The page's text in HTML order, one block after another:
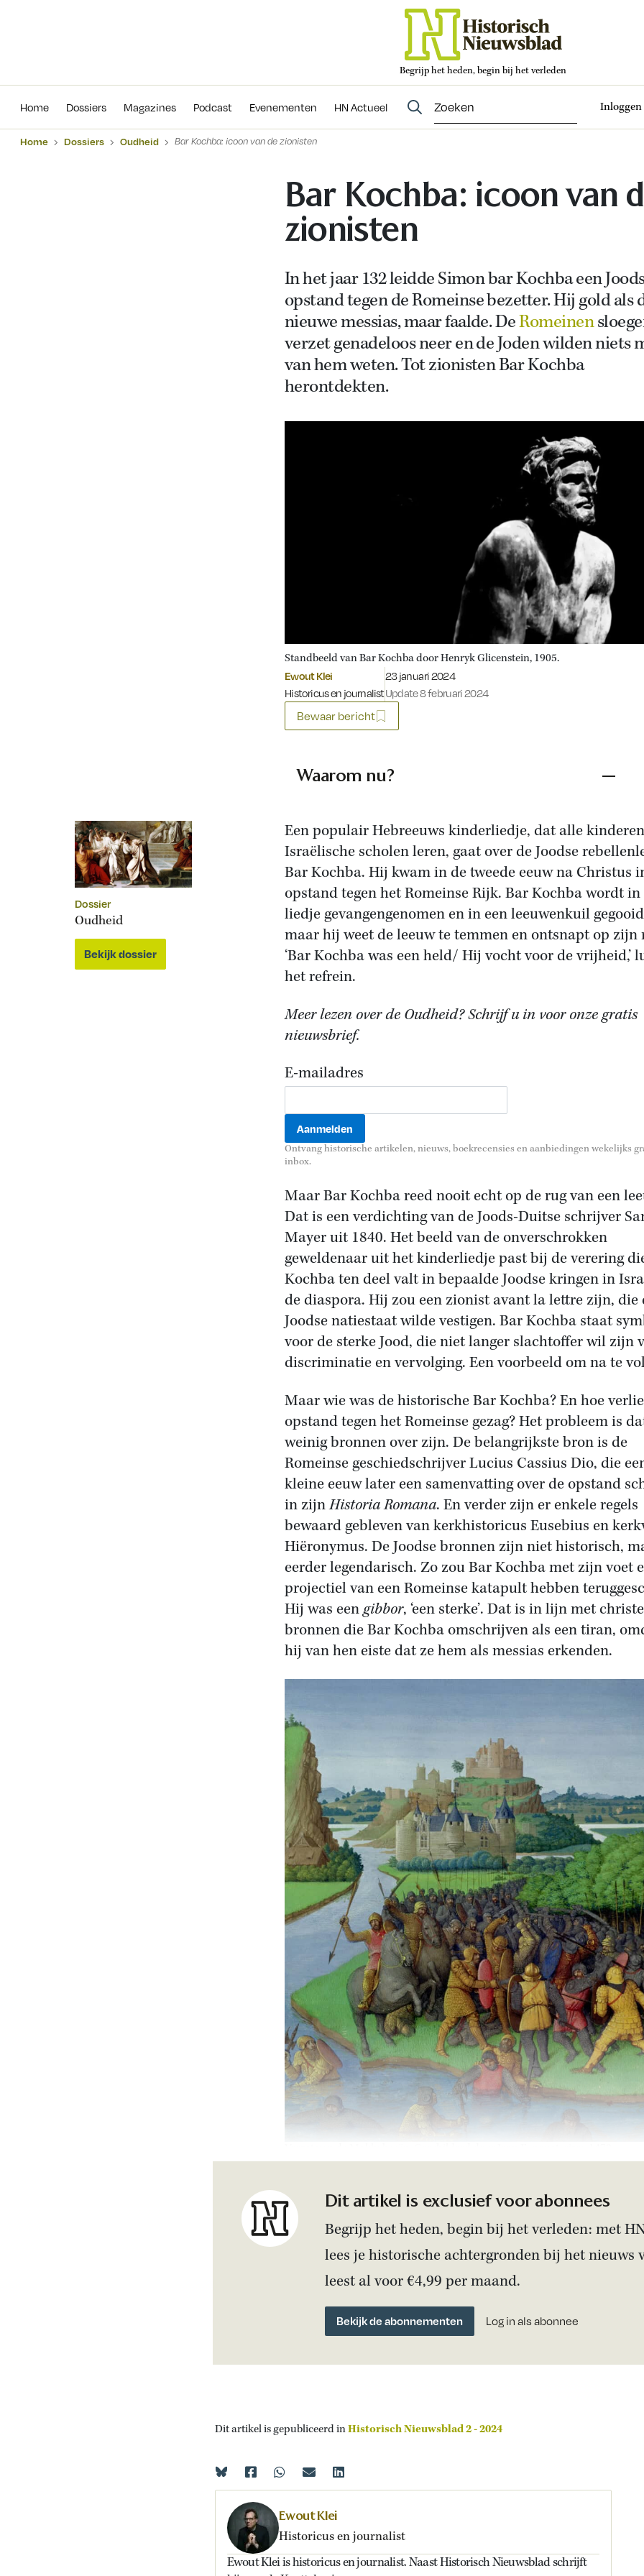
Begrijp het heden, begin bij het verleden
Home Dossiers Magazines Podcast Evenementen HN Actueel Inloggen
Evenementen
Home Dossiers Oudheid Bar Kochba: icoon van de zionisten
Bar Kochba: icoon van
zionisten
In het jaar 132 leidde Simon bar Kochba een
opstand tegen de Romeinse bezetter. Hij gold als
nieuwe messias, maar faalde. DeRomeinen
verzet genadeloos neer en de Joden wilden niets
van hem weten. Tot zionisten Bar Kochba
herontdekten.
Standbeeld van Bar Kochba door Henryk Glicenstein, 1905.
Ewout Klei
Historicus en journalist
Gepubliceerd op:
23 januari 2024
Update 8 februari 2024
Bewaar bericht
Dossier
Oudheid
Bekijk dossier
Waarom nu?
Een populair Hebreeuws kinderliedje, dat alle
Israëlische scholen leren, gaat over de Joodse
Bar Kochba. Hij kwam in de tweede eeuw na Christus
opstand tegen het Romeinse Rijk. Bar Kochba wordt
liedje gevangengenomen en in een leeuwenkuil
maar hij weet de leeuw te temmen en ontsnapt op zijn
‘Bar Kochba was een held/ Hij vocht voor de vrijheid,’
het refrein.
Meer lezen over de Oudheid? Schrijf u in voor onze gratis
nieuwsbrief.
E-mailadres
Ontvang historische artikelen, nieuws, boekrecensies en aanbiedingen wekelijks
inbox.
Maar Bar Kochba reed nooit echt op de rug van een
Dat is een verdichting van de Joods-Duitse schrijver
Mayer uit 1840. Het beeld van de onverschrokken
geweldenaar uit het kinderliedje past bij de verering
Kochba ten deel valt in bepaalde Joodse kringen in
de diaspora. Hij zou een zionist avant la lettre zijn, die
Joodse natiestaat wilde vestigen. Bar Kochba staat
voor de sterke Jood, die niet langer slachtoffer wil zijn
discriminatie en vervolging. Een voorbeeld om na te
Maar wie was de historische Bar Kochba? En hoe
opstand tegen het Romeinse gezag? Het probleem is
weinig bronnen over zijn. De belangrijkste bron is de
Romeinse geschiedschrijver Lucius Cassius Dio, die
kleine eeuw later een samenvatting over de opstand
in zijnHistoria Romana. En verder zijn er enkele regels
bewaard gebleven van kerkhistoricus Eusebius en
Hiëronymus. De Joodse bronnen zijn niet historisch,
eerder legendarisch. Zo zou Bar Kochba met zijn voet
projectiel van een Romeinse katapult hebben
Hij was eengibbor, ‘een sterke’. Dat is in lijn met
bronnen die Bar Kochba omschrijven als een tiran,
hij van hen eiste dat ze hem als messias erkenden.
Dit artikel is exclusief voor abonnees
Begrijp het heden, begin bij het verleden: met
lees je historische achtergronden bij het nieuws
leest al voor €4,99 per maand.
Bekijk de abonnementen Log in als abonnee
Dit artikel is gepubliceerd inHistorisch Nieuwsblad 2 - 2024
Ewout Klei
Historicus en journalist
Ewout Klei is historicus en journalist. Naast Historisch Nieuwsblad schrijft